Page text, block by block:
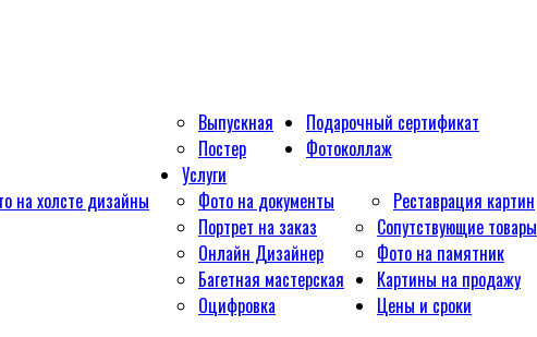
на холсте дизайны
Выпускная
Постер
Подарочный сертификат
Фотоколлаж
Услуги
Фото на документы
Портрет на заказ
Онлайн Дизайнер
Багетная мастерская
Оцифровка
Реставрация картин
Сопутствующие товары
Фото на памятник
Картины на продажу
Цены и сроки